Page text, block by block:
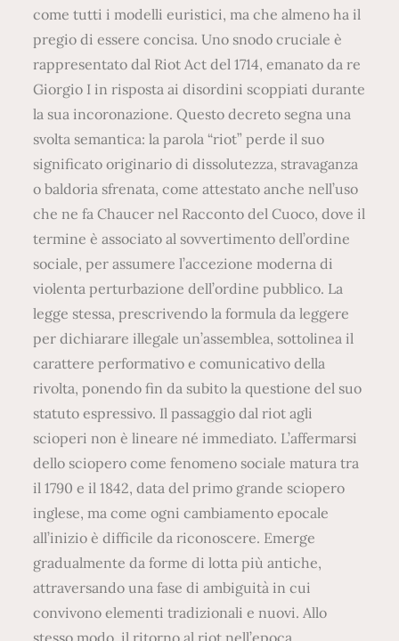
come tutti i modelli euristici, ma che almeno ha il
pregio di essere concisa. Uno snodo cruciale è
rappresentato dal Riot Act del 1714, emanato da re
Giorgio I in risposta ai disordini scoppiati durante
la sua incoronazione. Questo decreto segna una
svolta semantica: la parola “riot” perde il suo
significato originario di dissolutezza, stravaganza
o baldoria sfrenata, come attestato anche nell’uso
che ne fa Chaucer nel Racconto del Cuoco, dove il
termine è associato al sovvertimento dell’ordine
sociale, per assumere l’accezione moderna di
violenta perturbazione dell’ordine pubblico. La
legge stessa, prescrivendo la formula da leggere
per dichiarare illegale un’assemblea, sottolinea il
carattere performativo e comunicativo della
rivolta, ponendo fin da subito la questione del suo
statuto espressivo. Il passaggio dal riot agli
scioperi non è lineare né immediato. L’affermarsi
dello sciopero come fenomeno sociale matura tra
il 1790 e il 1842, data del primo grande sciopero
inglese, ma come ogni cambiamento epocale
all’inizio è difficile da riconoscere. Emerge
gradualmente da forme di lotta più antiche,
attraversando una fase di ambiguità in cui
convivono elementi tradizionali e nuovi. Allo
stesso modo, il ritorno al riot nell’epoca